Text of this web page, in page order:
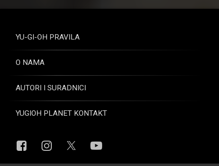
YU-GI-OH PRAVILA
O NAMA
AUTORI I SURADNICI
YUGIOH PLANET KONTAKT
FacebookInstagramYouTube